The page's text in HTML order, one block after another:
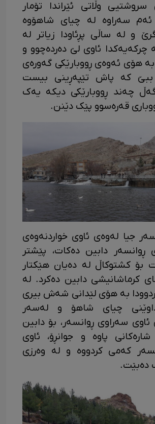
سروشتیی وڵاتی ئێراندا تۆمار
ئەم سەراوە لە چیای شاهۆوە
و لە ساڵی پڕئاودا زیاتر لە
لە چرکەیەکدا ئاوی لێ دەردەچوو و
هۆی ئەوەی ڕووبارێکی گەورەی
کە پاش تێپەڕینی بیست
چەند ڕووبارێکی دیکە یەک
قەرەسوو پێک دێنن.
جیا لەوەی ئاوی خواردنەوەی
دابین دەکات، پێشتر
بۆ کشتوکاڵ لە دەیان هێکتار
کرماشانیشی دابین دەکرد. لە
بە هۆی لێدانی شەش بیری
چیای شاهۆ و لەسەر
ئاوی سەراوی ڕوانسەر، بۆ دابین
پاوە و جوانڕۆ، ئاوی
کەمی کردووە و لە وەرزی
دەبێت.